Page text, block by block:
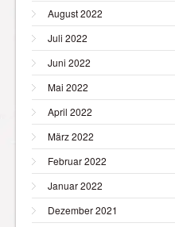
August 2022
Juli 2022
Juni 2022
Mai 2022
April 2022
März 2022
Februar 2022
Januar 2022
Dezember 2021